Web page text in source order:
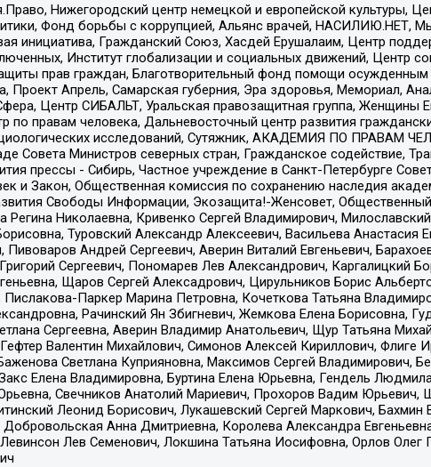
Нижегородский центр немецкой и европейской культуры,
Фонд борьбы с коррупцией, Альянс врачей, НАСИЛИЮ.НЕТ,
инициатива, Гражданский Союз, Хасдей Ерушалаим, Центр
Институт глобализации и социальных движений, Центр
прав граждан, Благотворительный фонд помощи
Проект Апрель, Самарская губерния, Эра здоровья, Мемориал,
Центр СИБАЛЬТ, Уральская правозащитная группа, Женщины
по правам человека, Дальневосточный центр развития
исследований, Сутяжник, АКАДЕМИЯ ПО ПРАВАМ
Совета Министров северных стран, Гражданское содействие,
прессы - Сибирь, Частное учреждение в Санкт-Петербурге
и Закон, Общественная комиссия по сохранению наследия
Свободы Информации, Экозащита!-Женсовет,
Регина Николаевна, Кривенко Сергей Владимирович,
Туровский Александр Алексеевич, Васильева Анастасия
Пивоваров Андрей Сергеевич, Аверин Виталий Евгеньевич,
Сергеевич, Пономарев Лев Александрович, Каргалицкий
Щаров Сергей Алексадрович, Цирульников Борис
Паркер Марина Петровна, Кочеткова Татьяна
Рачинский Ян Збигневич, Жемкова Елена Борисовна,
Сергеевна, Аверин Владимир Анатольевич, Щур Татьяна
Валентин Михайлович, Симонов Алексей Кириллович, Флиге
Светлана Куприяновна, Максимов Сергей Владимирович,
Елена Владимировна, Буртина Елена Юрьевна, Гендель
Свечников Анатолий Мариевич, Прохоров Вадим Юрьевич,
Леонид Борисович, Лукашевский Сергей Маркович,
Анна Дмитриевна, Королева Александра
Лев Семенович, Локшина Татьяна Иосифовна, Орлов